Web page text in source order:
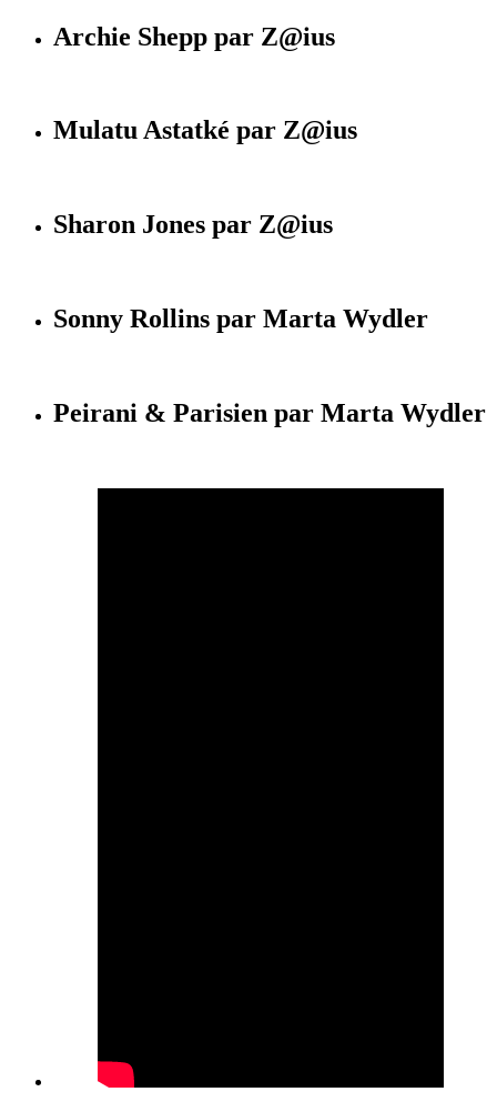
Archie Shepp par Z@ius
Mulatu Astatké par Z@ius
Sharon Jones par Z@ius
Sonny Rollins par Marta Wydler
Peirani & Parisien par Marta Wydler